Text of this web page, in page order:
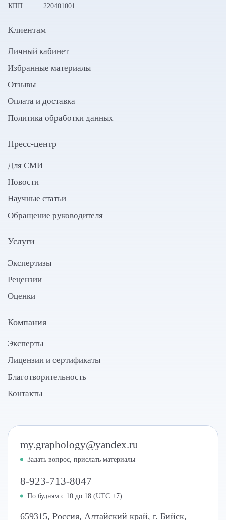
КПП:
220401001
Клиентам
Личный кабинет
Избранные материалы
Отзывы
Оплата и доставка
Политика обработки данных
Пресс-центр
Для СМИ
Новости
Научные статьи
Обращение руководителя
Услуги
Экспертизы
Рецензии
Оценки
Компания
Эксперты
Лицензии и сертификаты
Благотворительность
Контакты
my.graphology@yandex.ru
Задать вопрос, прислать материалы
8-923-713-8047
По будням с 10 до 18 (UTC +7)
659315, Россия, Алтайский край, г. Бийск,